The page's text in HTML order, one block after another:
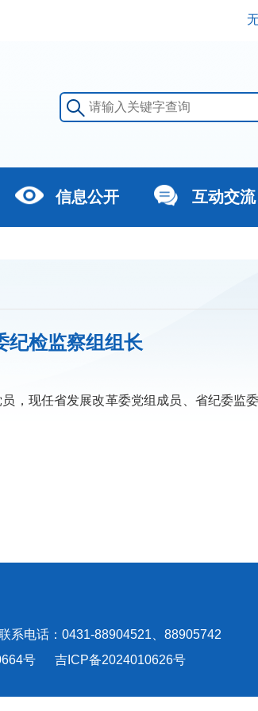
信息公开 互动交流
检监察组组长
，现任省发展改革委党组成员、省纪委监
电话：0431-88904521、88905742
号 吉ICP备2024010626号